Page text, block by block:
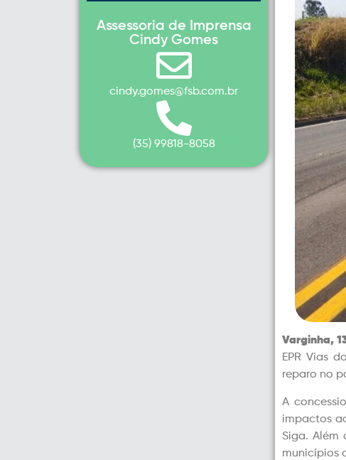
Assessoria de Imprensa
Cindy Gomes
cindy.gomes@fsb.com.br
(35) 99818-8058
Varginha,
EPR Vias
reparo no
A
impactos
Siga. Além
municípios